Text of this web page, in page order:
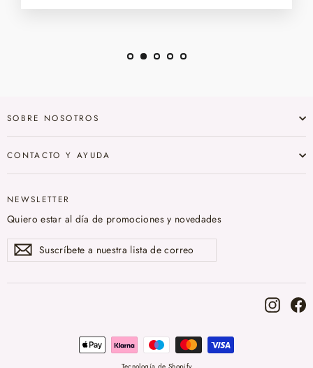
SOBRE NOSOTROS
CONTACTO Y AYUDA
NEWSLETTER
Quiero estar al día de promociones y novedades
Suscríbete
nuestra
Suscribir